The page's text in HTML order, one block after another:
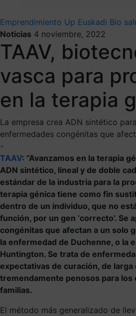
Emprendimiento Up Euskadi Bio
Noticias 4 noviembre, 2022
TAAV,
vasca para
en la terapia
La empresa crea ADN sintético
enfermedades congénitas que
-
TAAV: “Avanzamos en la terapia
ADN sintético, lineal y de doble
estándar de la industria para la
terapia génica tiene como fin
dentro de un individuo, que no
función, por un gen ‘correcto’. Se
congénitas que afectan a un solo
la enfermedad de Duchenne, o la
Huntington. Se trata de
expectativas de curación, de
tremendamente penosos para los
familias.
El método más generalizado de